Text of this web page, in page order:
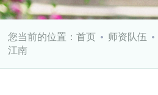
您当前的位置：首页 师资队伍
江南